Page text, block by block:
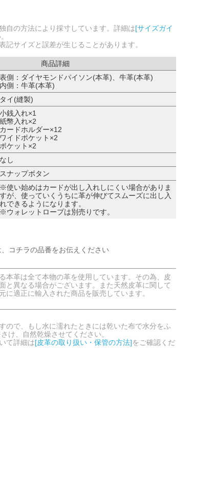
自の方法により採寸しています。詳細は[サイズガイ
記サイズと誤差が生じることがあります。
商品詳細
表側：ダイヤモンドパイソン(本革)、牛革(本革)
内側：牛革(本革)
タイ(縫製)
小銭入れ×1
紙幣入れ×2
カードホルダー×12
ワイドポケット×2
ポケット×2
なし
スナップボタン
※使い始めはカードが出し入れしにくい場合がありま
すが、使っていくうちに革が伸びてスムーズに出し入
れできるようになります。
※ウォレットロープは別売りです。
コチラの品番をお伝えください
本革は全て本物の革を使用しています。その為、皮
と異なる場合がございます。また天然皮革に関して
に適正に輸入された商品を販売しています。
ので、もし水に濡れたときには乾いた布で水分をふ
け、自然乾燥させてください。
て詳細は[皮革の取り扱い・保管の方法]をご確認くだ